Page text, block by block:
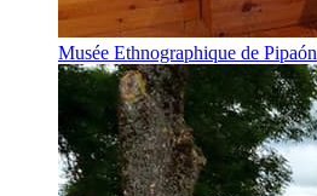
Musée Ethnographique de Pipaón